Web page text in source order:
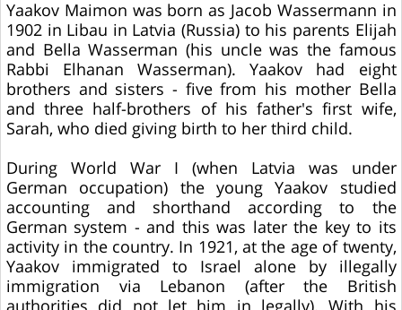
Yaakov Maimon was born as Jacob Wassermann in
1902 in Libau in Latvia (Russia) to his parents Elijah
and Bella Wasserman (his uncle was the famous
Rabbi Elhanan Wasserman). Yaakov had eight
brothers and sisters - five from his mother Bella
and three half-brothers of his father's first wife,
Sarah, who died giving birth to her third child.
During World War I (when Latvia was under
German occupation) the young Yaakov studied
accounting and shorthand according to the
German system - and this was later the key to its
activity in the country. In 1921, at the age of twenty,
Yaakov immigrated to Israel alone by illegally
immigration via Lebanon (after the British